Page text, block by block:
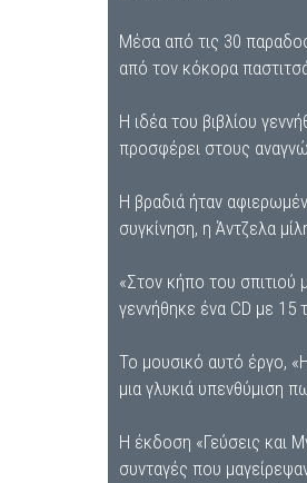
Μέσα από τις 30
από τον κόκορα
Η ιδέα του βιβλίου
προσφέρει στους
Η βραδιά ήταν
συγκίνηση, η Άντζελα
«Στον κήπο του σπιτιού
γεννήθηκε ένα CD με 15
Το μουσικό αυτό έργο,
μια γλυκιά υπενθύμιση
Η έκδοση «Γεύσεις και
συνταγές που